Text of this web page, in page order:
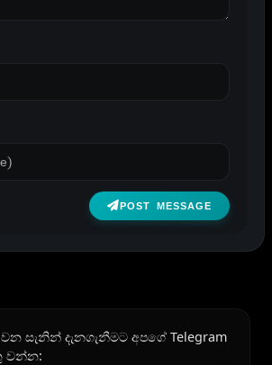
POST MESSAGE
සැනින් දැනගැනීමට අපගේ Telegram
වන්න: